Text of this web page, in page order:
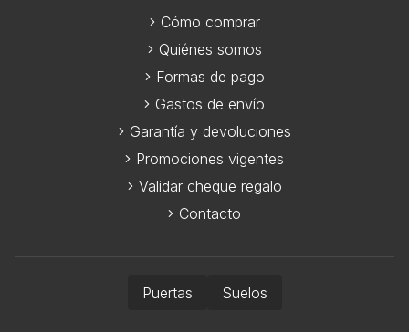
Cómo comprar
Quiénes somos
Formas de pago
Gastos de envío
Garantía y devoluciones
Promociones vigentes
Validar cheque regalo
Contacto
Puertas Suelos